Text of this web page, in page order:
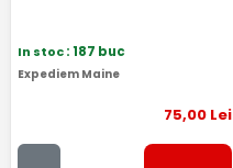
In stoc: 187 buc
Expediem Maine
75,00Lei